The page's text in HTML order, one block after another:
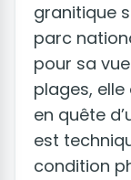
granitique
parc
pour sa
plages,
en quête
est
condition